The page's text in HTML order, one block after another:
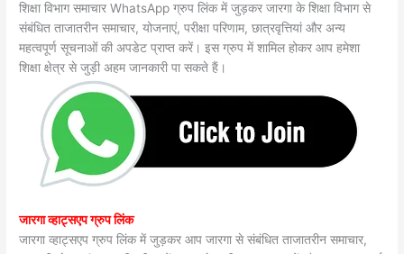
शिक्षा विभाग समाचार WhatsApp ग्रुप लिंक में जुड़कर जारगा के शिक्षा विभाग से
संबंधित ताजातरीन समाचार, योजनाएं, परीक्षा परिणाम, छात्रवृत्तियां और अन्य
महत्वपूर्ण सूचनाओं की अपडेट प्राप्त करें। इस ग्रुप में शामिल होकर आप हमेशा
शिक्षा क्षेत्र से जुड़ी अहम जानकारी पा सकते हैं।
जारगा व्हाट्सएप ग्रुप लिंक
जारगा व्हाट्सएप ग्रुप लिंक में जुड़कर आप जारगा से संबंधित ताजातरीन समाचार,